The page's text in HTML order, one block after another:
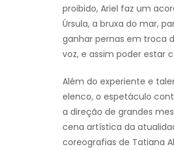
proibido, Ariel faz um
Úrsula, a bruxa do mar,
ganhar pernas em troca
voz, e assim poder estar
Além do experiente e
elenco, o espetáculo
a direção de grandes
cena artística da
coreografias de Tatiana